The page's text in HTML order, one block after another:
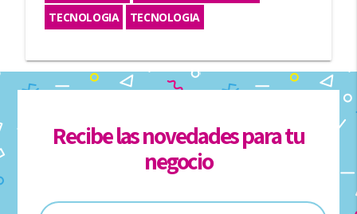
TECNOLOGIA
TECNOLOGIA
Recibe las novedades para tu
negocio